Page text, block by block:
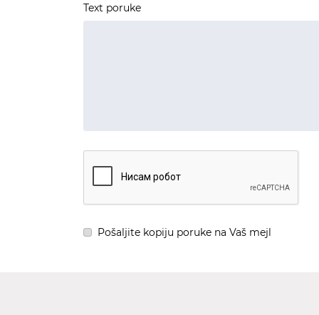
Text poruke
Pošaljite kopiju poruke na Vaš mejl